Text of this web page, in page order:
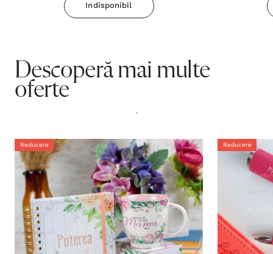
Indisponibil
Descoperă mai multe
oferte
.
Reducere Reducere